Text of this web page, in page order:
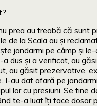
prea au treabă că sunt
de la Scala au și
jandarmi pe câmp și
dus și a verificat, au
au găsit prezervative,
I-au dat afară pe
lor cu presiuni. Se tine
te-a luat îți face dosar